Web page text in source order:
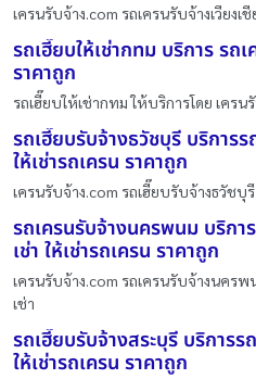
เครนรับจ้าง.com รถเครนรับจ้างเวียงเ
รถเฮี๊ยบให้เช่ากทม บริการ รถ
ราคาถูก
รถเฮี๊ยบให้เช่ากทม ให้บริการโดย เคร
รถเฮี๊ยบรับจ้างธวัชบุรี บริการร
ให้เช่ารถเครน ราคาถูก
เครนรับจ้าง.com รถเฮี๊ยบรับจ้างธวัชบุ
รถเครนรับจ้างนครพนม บริกา
เช่า ให้เช่ารถเครน ราคาถูก
เครนรับจ้าง.com รถเครนรับจ้างนครพ
เช่า
รถเฮี๊ยบรับจ้างสระบุรี บริการร
ให้เช่ารถเครน ราคาถูก